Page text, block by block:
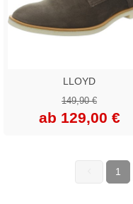
LLOYD
149,90 €
ab 129,00 €
1